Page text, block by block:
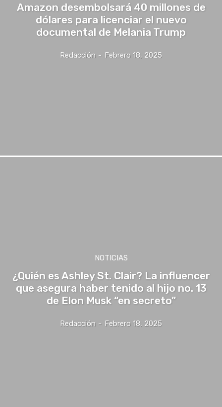
Amazon desembolsará 40 millones de
dólares para licenciar el nuevo
documental de Melania Trump
Redacción - Febrero 18, 2025
NOTICIAS
¿Quién es Ashley St. Clair? La influencer
que asegura haber tenido al hijo no. 13
de Elon Musk “en secreto”
Redacción - Febrero 18, 2025